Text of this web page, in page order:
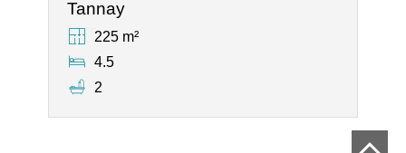
Tannay
225 m²
4.5
2